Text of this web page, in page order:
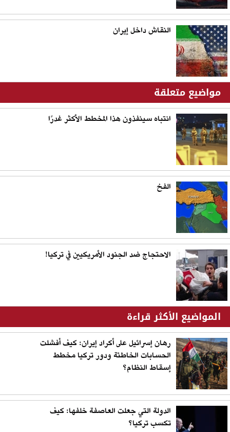
النقاش داخل إيران
مواضيع متعلقة
انتباه سينفذون هذا المخطط الأكثر غدرًا
الفخ
الاحتجاج ضد الجنود الأمريكيين في تركيا!
المواضيع الأكثر قراءة
رهان إسرائيل على أكراد إيران: كيف أفشلت
الحسابات الخاطئة ودور تركيا مخطط
إسقاط النظام؟
الدولة التي جعلت العاصفة خلفها: كيف
تكسب تركيا؟